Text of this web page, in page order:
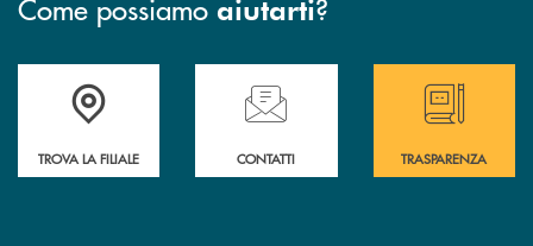
Come possiamo aiutarti?
Accedi all' elenco completo delle filiali
TROVA LA FILIALE
Hai bisogno di assistenza immediata ?
CONTATTI
Hai bisogno di
TRASPARENZA